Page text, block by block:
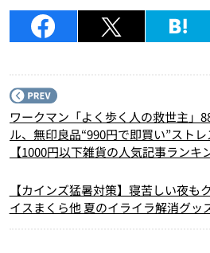
ワークマン「よく歩く人の救世主」
ル、無印良品“990円で即買い”スト
【1000円以下雑貨の人気記事ラン
【カインズ猛暑対策】寝苦しい夜も
イスまくら他 夏のイライラ解消グッ